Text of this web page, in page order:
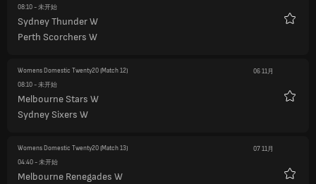
08:10- 未开始
Sydney Thunder W
Perth Scorchers W
Womens Domestic Twenty20(Match 12)
06 11月
08:10- 未开始
Melbourne Stars W
Sydney Sixers W
Womens Domestic Twenty20(Match 13)
07 11月
04:40- 未开始
Melbourne Renegades W